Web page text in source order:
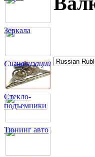
Зеркала
Сигнализации
Стекло-
подъемники
Тюнинг авто